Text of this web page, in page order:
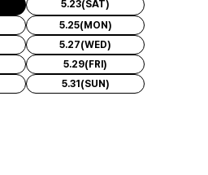
5.23(SAT)
5.25(MON)
5.27(WED)
5.29(FRI)
5.31(SUN)